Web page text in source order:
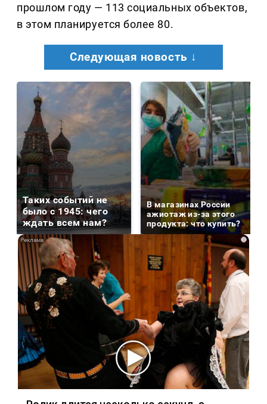
прошлом году — 113 социальных объектов,
в этом планируется более 80.
Следующая новость ↓
Таких событий не
было с 1945: чего
ждать всем нам?
В магазинах России
ажиотаж из-за этого
продукта: что купить?
i